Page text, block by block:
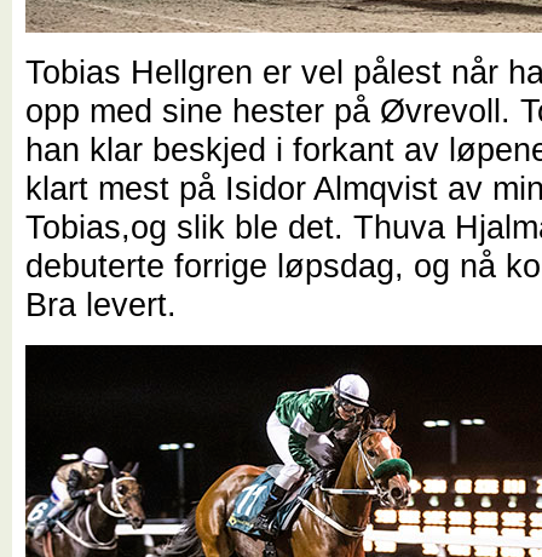
Tobias Hellgren er vel pålest når
opp med sine hester på Øvrevoll.
han klar beskjed i forkant av
klart mest på Isidor Almqvist av
Tobias,og slik ble det. Thuva
debuterte forrige løpsdag, og nå
Bra levert.